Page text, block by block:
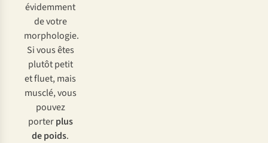
évidemment
de votre
morphologie.
Si vous êtes
plutôt petit
et fluet, mais
musclé, vous
pouvez
porterplus
de poids.